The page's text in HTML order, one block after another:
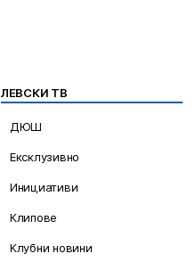
ЛЕВСКИ ТВ
ДЮШ
Ексклузивно
Инициативи
Клипове
Клубни новини